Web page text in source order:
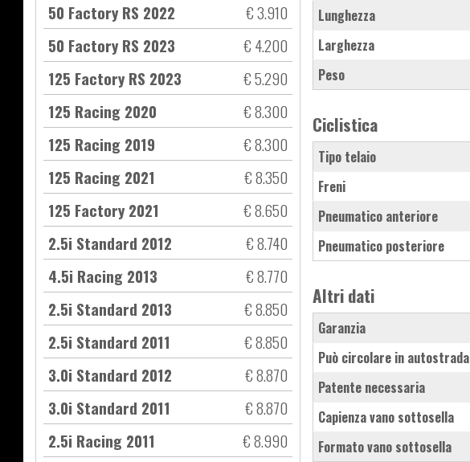
50 Factory RS 2022
€ 3.910
50 Factory RS 2023
€ 4.200
125 Factory RS 2023
€ 5.290
125 Racing 2020
€ 8.300
125 Racing 2019
€ 8.300
125 Racing 2021
€ 8.350
125 Factory 2021
€ 8.650
2.5i Standard 2012
€ 8.740
4.5i Racing 2013
€ 8.770
2.5i Standard 2013
€ 8.850
2.5i Standard 2011
€ 8.850
3.0i Standard 2012
€ 8.870
3.0i Standard 2011
€ 8.870
2.5i Racing 2011
€ 8.990
Lunghezza
Larghezza
Peso
Ciclistica
Tipo telaio
Freni
Pneumatico anteriore
Pneumatico posteriore
Altri dati
Garanzia
Può circolare in autostrada
Patente necessaria
Capienza vano sottosella
Formato vano sottosella